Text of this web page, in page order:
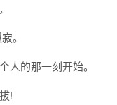
。
人的那一刻开始。
!